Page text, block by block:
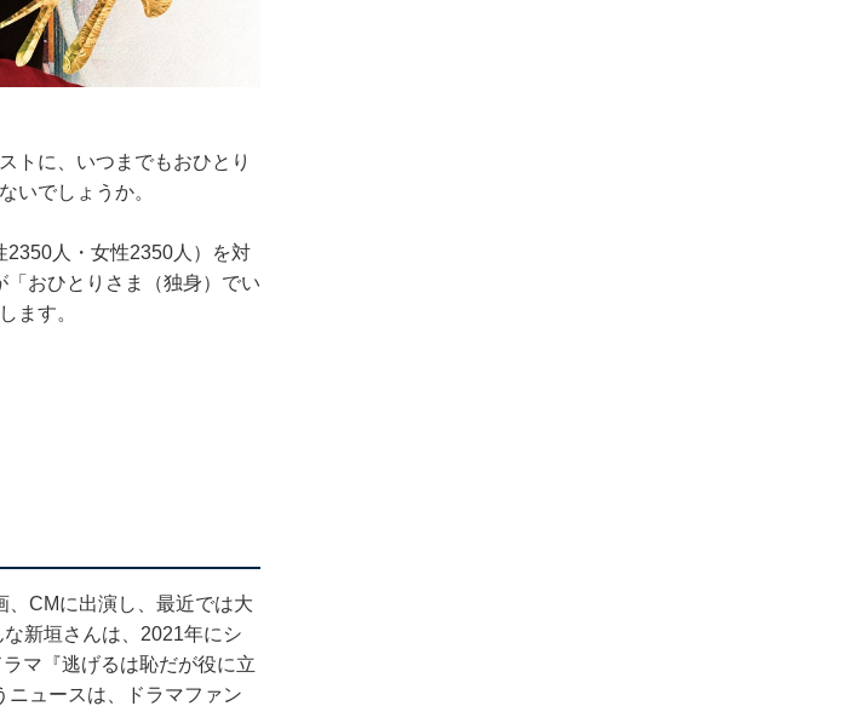
トに、いつまでもおひとり
いでしょうか。
人・女性2350人）を対
おひとりさま（独身）でい
ます。
CMに出演し、最近では大
新垣さんは、2021年にシ
マ『逃げるは恥だが役に立
ュースは、ドラマファン